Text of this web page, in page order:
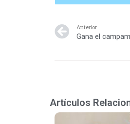
Anterior
Gana el
Artículos